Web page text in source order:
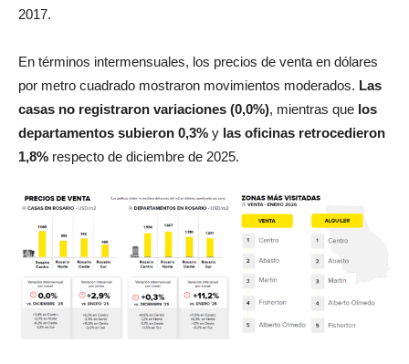
seguimiento de publicaciones activas en la plataforma desde
En términos intermensuales, los precios de venta en dólares
por metro cuadrado mostraron movimientos moderados. Las
casas no registraron variaciones (0,0%), mientras quelos
departamentos subieron 0,3%ylas oficinas retrocedieron